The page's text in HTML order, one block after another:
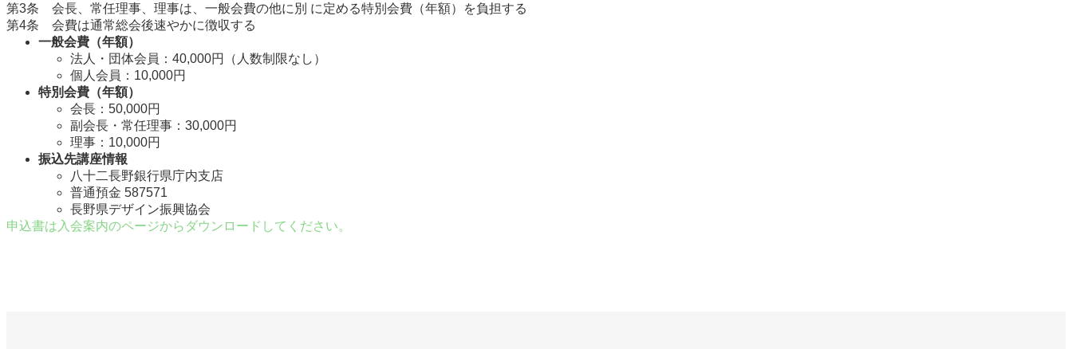
第3条 会長、常任理事、理事は、一般会費の他に別 に定める特別会費（年額）を負担する
第4条 会費は通常総会後速やかに徴収する
一般会費（年額）
法人・団体会員：40,000円（人数制限なし）
個人会員：10,000円
特別会費（年額）
会長：50,000円
副会長・常任理事：30,000円
理事：10,000円
振込先講座情報
八十二長野銀行県庁内支店
普通預金 587571
長野県デザイン振興協会
申込書は入会案内のページからダウンロードしてください。